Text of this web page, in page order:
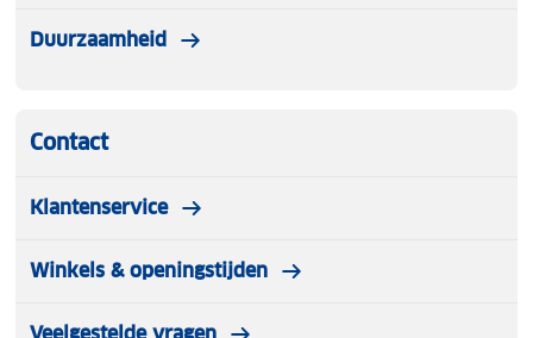
Duurzaamheid
Contact
Klantenservice
Winkels & openingstijden